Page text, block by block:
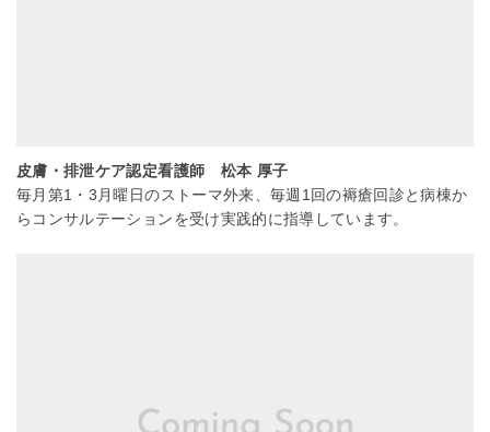
皮膚・排泄ケア認定看護師 松本 厚子
毎月第1・3月曜日のストーマ外来、毎週1回の褥瘡回診と病棟か
らコンサルテーションを受け実践的に指導しています。